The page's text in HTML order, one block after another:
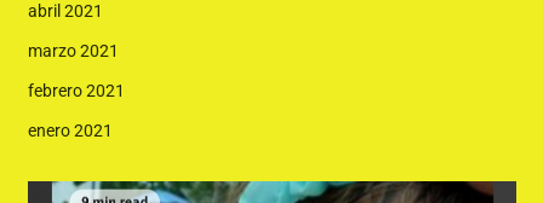
abril 2021
marzo 2021
febrero 2021
enero 2021